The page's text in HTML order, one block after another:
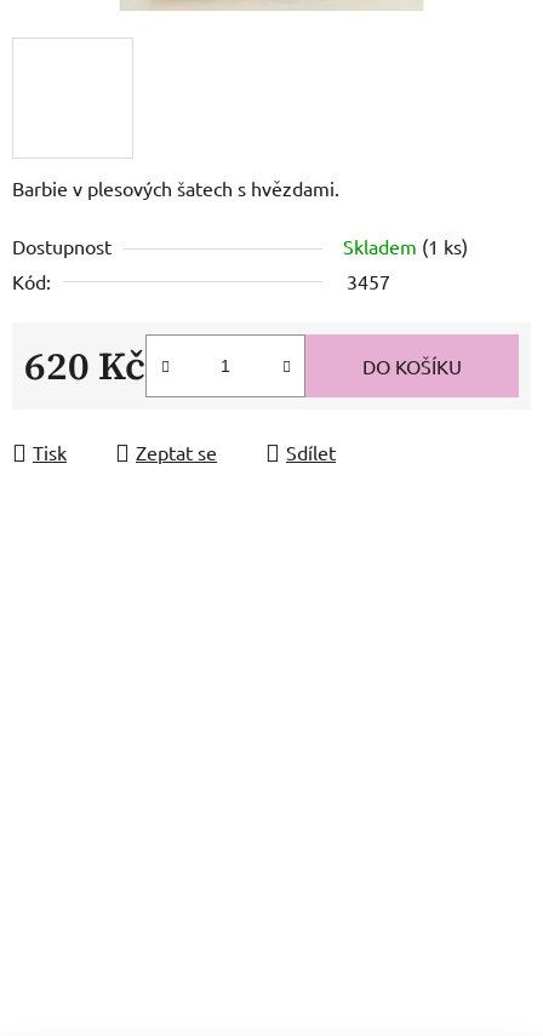
Barbie v plesových šatech s hvězdami.
Dostupnost Skladem (1 ks)
Kód:
3457
620 Kč DO KOŠÍKU
Tisk Zeptat se Sdílet